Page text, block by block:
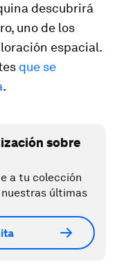
descubrirá
uno de los
espacial.
que se
.
sobre
a tu colección
últimas